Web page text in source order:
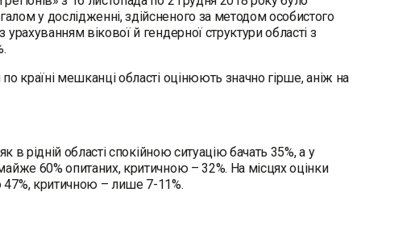
у дослідженні, здійсненого за методом особистого
вікової й гендерної структури області з
країні мешканці області оцінюють значно гірше, аніж на
в рідній області спокійною ситуацію бачать 35%, а у
60% опитаних, критичною – 32%. На місцях оцінки
47%, критичною – лише 7-11%.